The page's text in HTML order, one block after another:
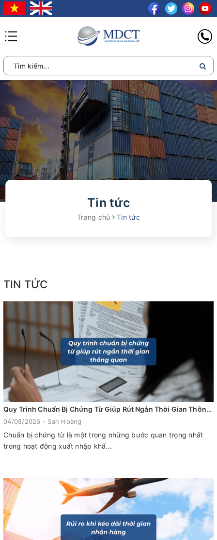
Tin tức
Trang chủ Tin tức
TIN TỨC
Quy Trình Chuẩn Bị Chứng Từ Giúp Rút Ngắn Thời Gian Thông Quan
04/08/2026 - San Hoàng
Chuẩn bị chứng từ là một trong những bước quan trọng nhất
trong hoạt động xuất nhập khẩ...